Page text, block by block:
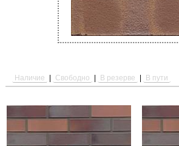
Наличие Свободно В резерве В пути